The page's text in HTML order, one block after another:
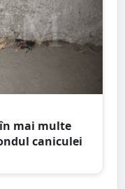
în mai multe
caniculei